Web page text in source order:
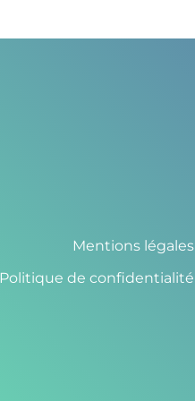
Mentions légales
Politique de confidentialité